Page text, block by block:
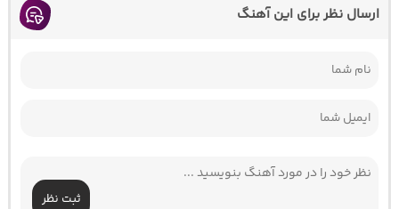
ارسال نظر برای این آهنگ
ثبت نظر